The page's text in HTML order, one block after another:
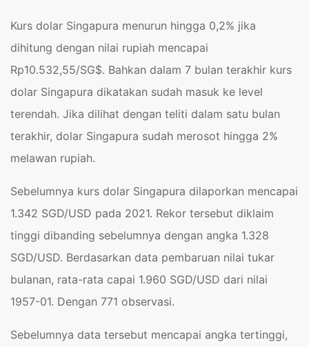
Kurs dolar Singapura menurun hingga 0,2% jika
dihitung dengan nilai rupiah mencapai
Rp10.532,55/SG$. Bahkan dalam 7 bulan terakhir kurs
dolar Singapura dikatakan sudah masuk ke level
terendah. Jika dilihat dengan teliti dalam satu bulan
terakhir, dolar Singapura sudah merosot hingga 2%
melawan rupiah.
Sebelumnya kurs dolar Singapura dilaporkan mencapai
1.342 SGD/USD pada 2021. Rekor tersebut diklaim
tinggi dibanding sebelumnya dengan angka 1.328
SGD/USD. Berdasarkan data pembaruan nilai tukar
bulanan, rata-rata capai 1.960 SGD/USD dari nilai
1957-01. Dengan 771 observasi.
Sebelumnya data tersebut mencapai angka tertinggi,